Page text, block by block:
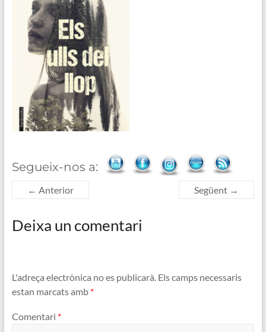
Segueix-nos a:
← Anterior Següent →
Deixa un comentari
L'adreça electrònica no es publicarà. Els camps necessaris
estan marcats amb *
Comentari *